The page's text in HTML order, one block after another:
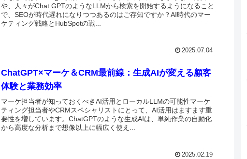
や、人々がChat GPTのようなLLMから検索を開始するようになること
で、SEOが時代遅れになりつつあるのはご存知ですか？AI時代のマー
ケティング戦略とHubSpotの戦...
2025.07.04
ChatGPT×マーケ＆CRM最前線：生成AIが変える顧客
体験と業務効率
マーケ担当者が知っておくべきAI活用とローカルLLMの可能性マーケ
ティング担当者やCRMスペシャリストにとって、AI活用はますます重
要性を増しています。ChatGPTのような生成AIは、単純作業の自動化
から高度な分析まで想像以上に幅広く使え...
2025.02.19